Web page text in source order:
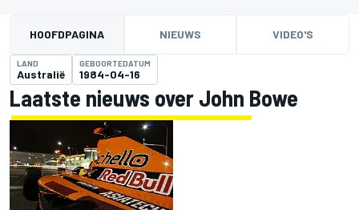
HOOFDPAGINA NIEUWS VIDEO'S
LAND
Australië
GEBOORTEDATUM
1984-04-16
Laatste nieuws over John Bowe